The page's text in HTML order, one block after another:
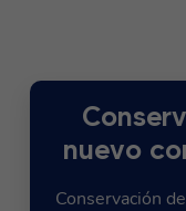
nuevo
Conservación